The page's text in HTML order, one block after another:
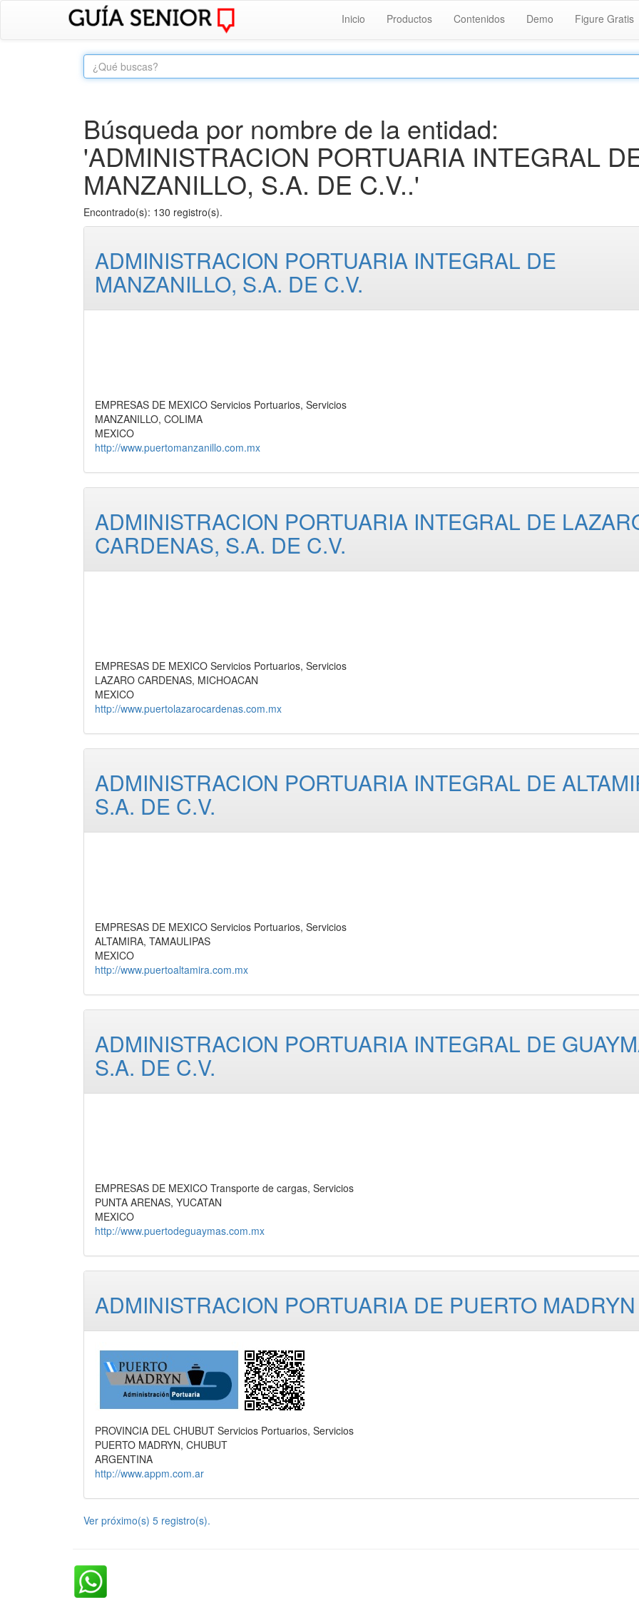
Inicio Productos Contenidos Demo Figure Gratis
Búsqueda por nombre de la entidad:
'ADMINISTRACION PORTUARIA INTEGRAL
MANZANILLO, S.A. DE C.V..'
Encontrado(s): 130 registro(s).
ADMINISTRACION PORTUARIA INTEGRAL DE
MANZANILLO, S.A. DE C.V.
EMPRESAS DE MEXICO Servicios Portuarios, Servicios
MANZANILLO, COLIMA
MEXICO
http://www.puertomanzanillo.com.mx
ADMINISTRACION PORTUARIA INTEGRAL DE
CARDENAS, S.A. DE C.V.
EMPRESAS DE MEXICO Servicios Portuarios, Servicios
LAZARO CARDENAS, MICHOACAN
MEXICO
http://www.puertolazarocardenas.com.mx
ADMINISTRACION PORTUARIA INTEGRAL DE
S.A. DE C.V.
EMPRESAS DE MEXICO Servicios Portuarios, Servicios
ALTAMIRA, TAMAULIPAS
MEXICO
http://www.puertoaltamira.com.mx
ADMINISTRACION PORTUARIA INTEGRAL DE
S.A. DE C.V.
EMPRESAS DE MEXICO Transporte de cargas, Servicios
PUNTA ARENAS, YUCATAN
MEXICO
http://www.puertodeguaymas.com.mx
ADMINISTRACION PORTUARIA DE PUERTO MADRYN
PROVINCIA DEL CHUBUT Servicios Portuarios, Servicios
PUERTO MADRYN, CHUBUT
ARGENTINA
http://www.appm.com.ar
Ver próximo(s) 5 registro(s).